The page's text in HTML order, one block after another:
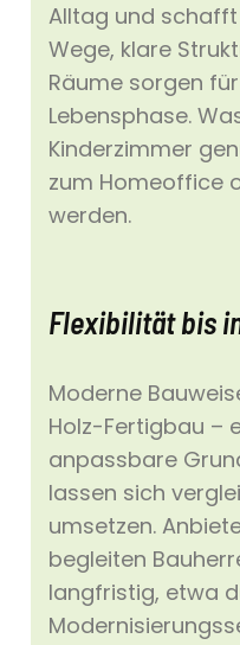
Alltag und schafft
Wege, klare
Räume sorgen
Lebensphase.
Kinderzimmer
zum Homeoffice
werden.
Flexibilität bis
Moderne
Holz-Fertigbau –
anpassbare
lassen sich
umsetzen.
begleiten
langfristig, etwa